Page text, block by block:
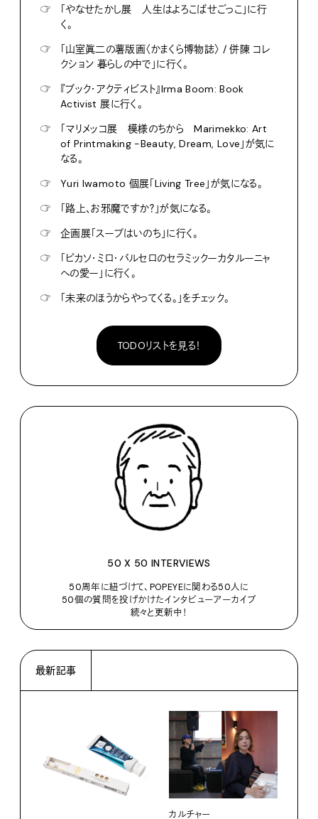
☞
「やなせたかし展 人生はよろこばせごっこ」に行
く。
☞
「山室眞二の薯版画〈かまくら博物誌〉 / 併陳 コレ
クション 暮らしの中で」に行く。
☞
『ブック・アクティビスト』Irma Boom: Book
Activist 展に行く。
☞
「マリメッコ展 模様のちから Marimekko: Art
of Printmaking -Beauty, Dream, Love」が気に
なる。
☞
Yuri Iwamoto 個展「Living Tree」が気になる。
☞
「路上、お邪魔ですか？」が気になる。
☞
企画展「スープはいのち」に行く。
☞
「ピカソ・ミロ・バルセロのセラミックーカタルーニャ
への愛ー」に行く。
☞
「未来のほうからやってくる。」をチェック。
TODOリストを見る！
50 X 50 INTERVIEWS
50周年に紐づけて、POPEYEに関わる50人に
50個の質問を投げかけたインタビューアーカイブ
続々と更新中！
最新記事
カルチャー